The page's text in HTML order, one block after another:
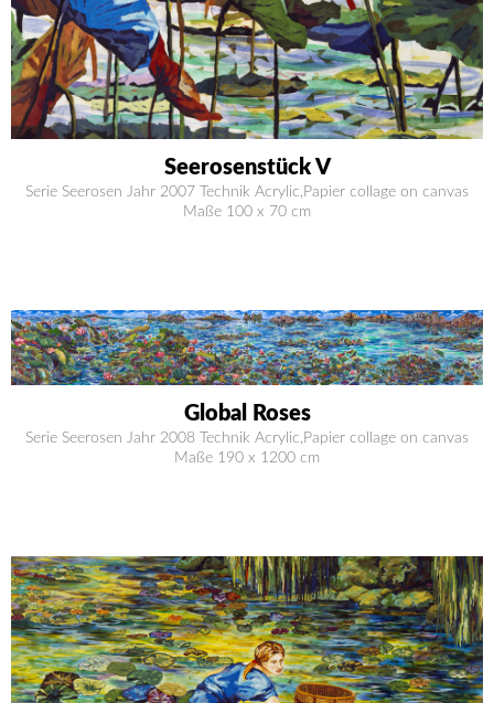
Seerosenstück V
Serie Seerosen Jahr 2007 Technik Acrylic,Papier collage on canvas
Maße 100 x 70 cm
Global Roses
Serie Seerosen Jahr 2008 Technik Acrylic,Papier collage on canvas
Maße 190 x 1200 cm